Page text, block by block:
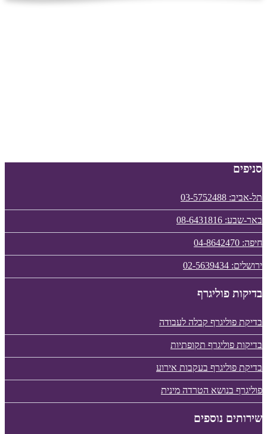
סניפים
תל-אביב: 03-5752488
באר-שבע: 08-6431816
חיפה: 04-8642470
ירושלים: 02-5639434
בדיקות פוליגרף
בדיקת פוליגרף קבלה לעבודה
בדיקות פוליגרף תקופתיות
בדיקת פוליגרף בעקבות אירוע
פוליגרף בנושא הטרדה מינית
שירותים נוספים